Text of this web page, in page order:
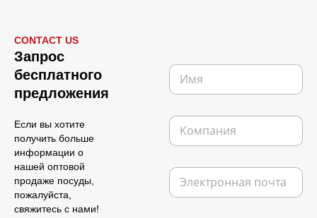
CONTACT US
Запрос
бесплатного
предложения
Если вы хотите
получить больше
информации о
нашей оптовой
продаже посуды,
пожалуйста,
свяжитесь с нами!
а
е
т
л
ф
н
И
я
К
м
а
н
и
Э
е